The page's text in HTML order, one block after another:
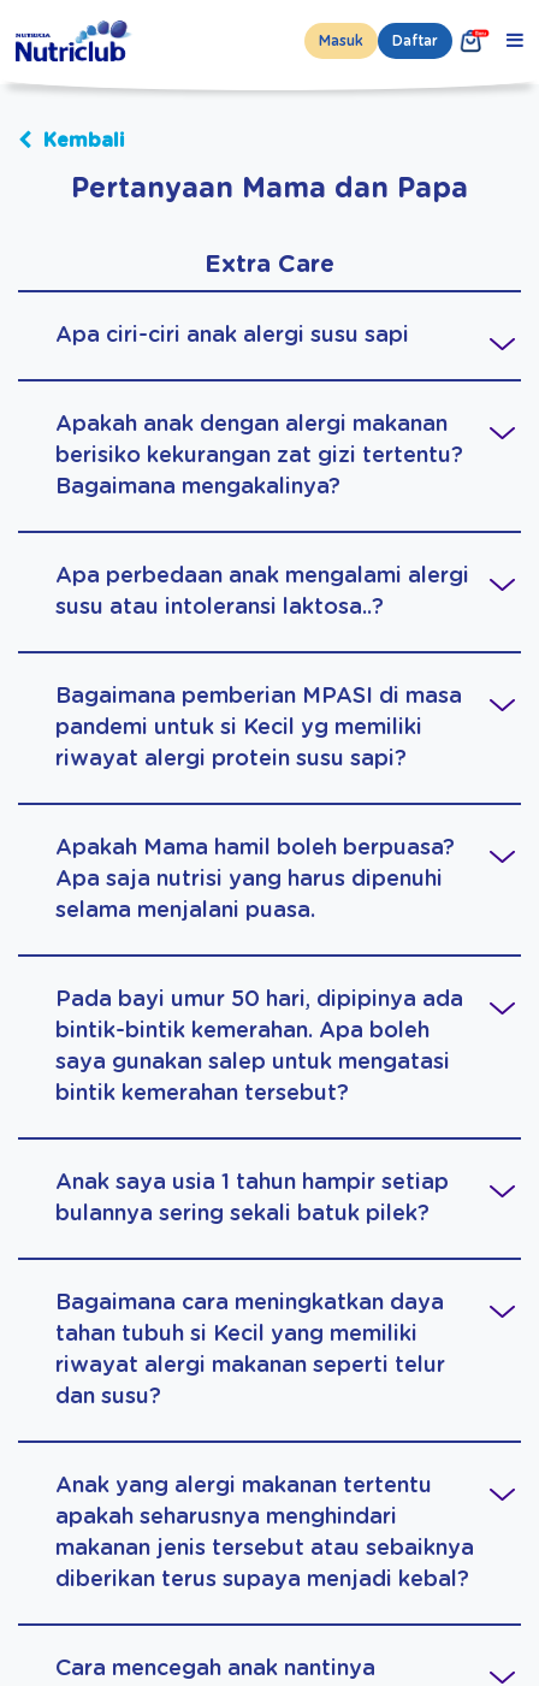
Masuk Daftar
Kembali
Pertanyaan Mama dan Papa
Extra Care
Apa ciri-ciri anak alergi susu sapi
Apakah anak dengan alergi makanan
berisiko kekurangan zat gizi tertentu?
Bagaimana mengakalinya?
Apa perbedaan anak mengalami alergi
susu atau intoleransi laktosa..?
Bagaimana pemberian MPASI di masa
pandemi untuk si Kecil yg memiliki
riwayat alergi protein susu sapi?
Apakah Mama hamil boleh berpuasa?
Apa saja nutrisi yang harus dipenuhi
selama menjalani puasa.
Pada bayi umur 50 hari, dipipinya ada
bintik-bintik kemerahan. Apa boleh
saya gunakan salep untuk mengatasi
bintik kemerahan tersebut?
Anak saya usia 1 tahun hampir setiap
bulannya sering sekali batuk pilek?
Bagaimana cara meningkatkan daya
tahan tubuh si Kecil yang memiliki
riwayat alergi makanan seperti telur
dan susu?
Anak yang alergi makanan tertentu
apakah seharusnya menghindari
makanan jenis tersebut atau sebaiknya
diberikan terus supaya menjadi kebal?
Cara mencegah anak nantinya